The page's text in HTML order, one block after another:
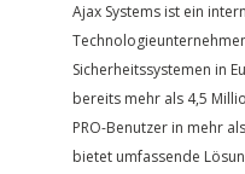
Ajax Systems ist ein
Sicherheitssystemen in
bereits mehr als 4,5
PRO-Benutzer in mehr
bietet umfassende